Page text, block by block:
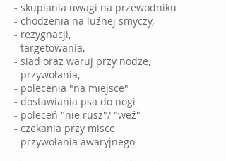
- skupiania uwagi na przewodniku
- chodzenia na luźnej smyczy,
- rezygnacji,
- targetowania,
- siad oraz waruj przy nodze,
- przywołania,
- polecenia "na miejsce"
- dostawiania psa do nogi
- poleceń "nie rusz"/ "weź"
- czekania przy misce
- przywołania awaryjnego